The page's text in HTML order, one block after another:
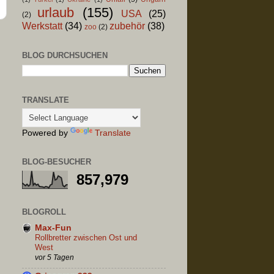
(2)
urlaub (155) USA
(25)
Werkstatt (34) zoo (2) zubehör (38)
BLOG DURCHSUCHEN
TRANSLATE
Powered by Translate
BLOG-BESUCHER
857,979
BLOGROLL
Max-Fun
Rollbretter zwischen Ost und
West
vor 5 Tagen